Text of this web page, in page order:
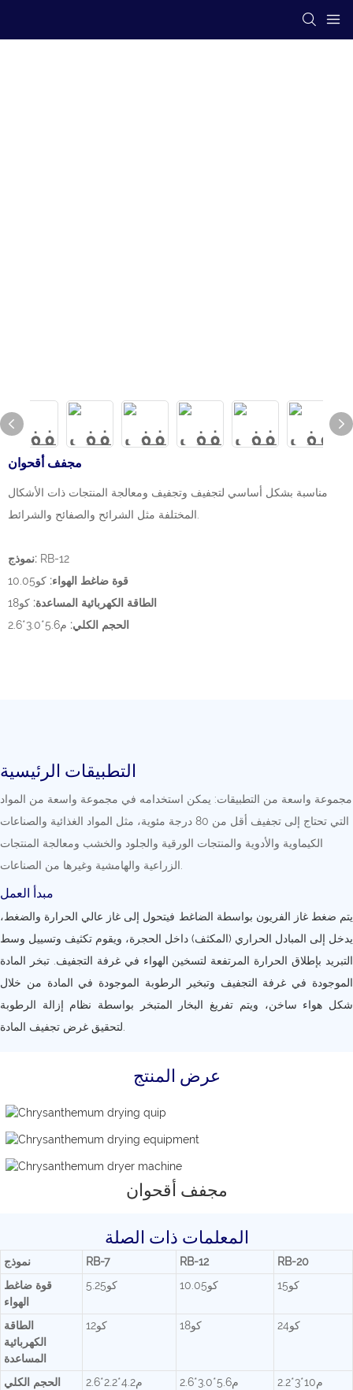
مجفف أقحوان
مناسبة بشكل أساسي لتجفيف وتجفيف ومعالجة المنتجات ذات الأشكال
نموذج: RB-12
قوة ضاغط الهواء: كو10.05
الطاقة الكهربائية المساعدة: كو18
الحجم الكلي: م5.6*3.0*2.6
التطبيقات الرئيسية
مجموعة واسعة من التطبيقات: يمكن استخدامه في مجموعة واسعة من المواد
التي تحتاج إلى تجفيف أقل من 80 درجة مئوية، مثل المواد الغذائية والصناعات
الكيماوية والأدوية والمنتجات الورقية والجلود والخشب ومعالجة المنتجات
مبدأ العمل
يتم ضغط غاز الفريون بواسطة الضاغط فيتحول إلى غاز عالي الحرارة والضغط،
يدخل إلى المبادل الحراري (المكثف) داخل الحجرة، ويقوم تكثيف وتسييل وسط
التبريد بإطلاق الحرارة المرتفعة لتسخين الهواء في غرفة التجفيف. تبخر المادة
الموجودة في غرفة التجفيف وتبخير الرطوبة الموجودة في المادة من خلال
شكل هواء ساخن، ويتم تفريغ البخار المتبخر بواسطة نظام إزالة الرطوبة
عرض المنتج
مجفف أقحوان
المعلمات ذات الصلة
نموذج RB-7 RB-12
RB-20
قوة ضاغط
الهواء
كو5.25 كو10.05 كو15
الطاقة
الكهربائية
المساعدة
كو12 كو18 كو24
الحجم الكلي م4.2*2.2*2.6 م5.6*3.0*2.6
م10*3*2.2